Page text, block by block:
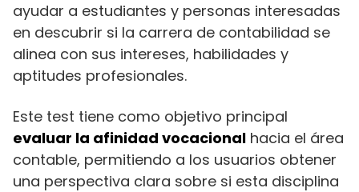
ayudar a estudiantes y personas interesadas
en descubrir si la carrera de contabilidad se
alinea con sus intereses, habilidades y
aptitudes profesionales.
Este test tiene como objetivo principal
evaluar la afinidad vocacional hacia el área
contable, permitiendo a los usuarios obtener
una perspectiva clara sobre si esta disciplina